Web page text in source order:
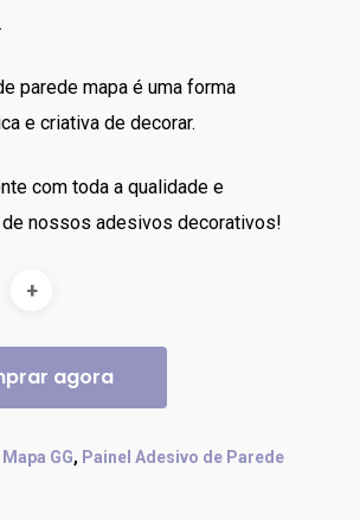
parede mapa é uma forma
e criativa de decorar.
com toda a qualidade e
nossos adesivos decorativos!
agora
Mapa GG, Painel Adesivo de Parede